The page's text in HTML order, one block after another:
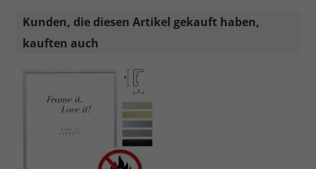
Kunden, die diesen Artikel gekauft haben,
kauften auch